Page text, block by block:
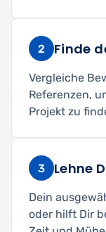
2 Finde
Vergleiche
Referenzen,
Projekt zu
3 Lehne
Dein
oder hilft Dir